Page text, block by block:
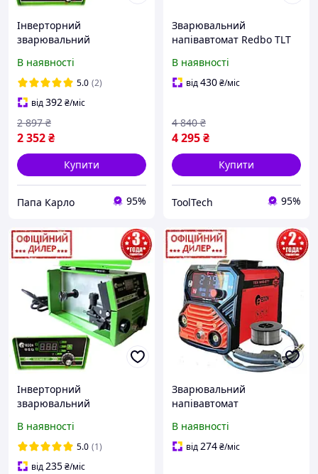
Інверторний
зварювальний
ECO MIG-257 NEW (MMA.
Lift TIG. 20-257 А)
Універсальний для дому
В наявності
5.0 (2)
від392₴/міс
2 352₴
2 897 ₴
Купити
Папа Карло 95%
Зварювальний
напівавтомат Redbo TLT
А, 1.6-4 мм електрод, 0.6-1
мм дріт) для дому та дачі
В наявності
від430₴/міс
4 295₴
4 840 ₴
Купити
ToolTech 95%
Інверторний
зварювальний
ECO MIG-257 NEW (MMA.
Lift TIG. 20-257 А)
Універсальний для дому
В наявності
5.0 (1)
від235₴/міс
Зварювальний
напівавтомат
TEX MIG-277 (Єврокав, 20-
277 А, 0.8-1 мм, 1.6-3 мм)
В наявності
від274₴/міс